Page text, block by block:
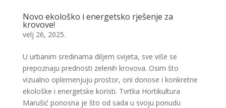
Novo ekološko i energetsko rješenje za
krovove!
velj 26, 2025.
U urbanim sredinama diljem svijeta, sve više se
prepoznaju prednosti zelenih krovova. Osim što
vizualno oplemenjuju prostor, oni donose i konkretne
ekološke i energetske koristi. Tvrtka Hortikultura
Marušić ponosna je što od sada u svoju ponudu